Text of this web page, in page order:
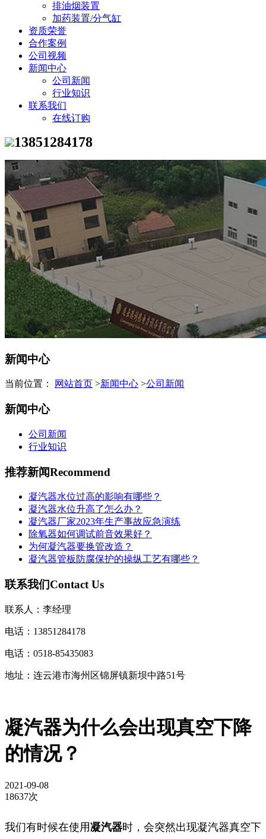
排油烟装置
加药装置/分气缸
资质荣誉
合作案例
公司视频
新闻中心
公司新闻
行业知识
联系我们
在线订购
13851284178
新闻中心
当前位置： 网站首页 >新闻中心 >公司新闻
新闻中心
公司新闻
行业知识
推荐新闻Recommend
凝汽器水位过高的影响有哪些？
凝汽器水位升高了怎么办？
凝汽器厂家2023年生产事故应急演练
除氧器如何调试前音效果好？
为何凝汽器要换管改造？
凝汽器管板防腐保护的操纵工艺有哪些？
联系我们Contact Us
联系人：李经理
电话：13851284178
电话：0518-85435083
地址：连云港市海州区锦屏镇新坝中路51号
凝汽器为什么会出现真空下降
的情况？
2021-09-08
18637次
我们有时候在使用凝汽器时，会突然出现凝汽器真空下